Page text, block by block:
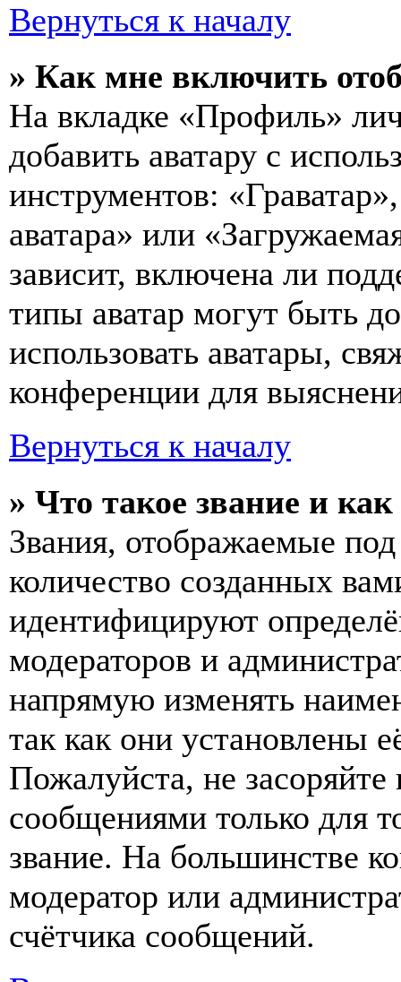
Вернуться к началу
» Как мне включить
На вкладке «Профиль»
добавить аватару с
инструментов:
аватара» или
зависит, включена ли
типы аватар могут быть
использовать аватары,
конференции для
Вернуться к началу
» Что такое звание и
Звания, отображаемые
количество созданных
идентифицируют
модераторов и
напрямую изменять
так как они установлены
Пожалуйста, не
сообщениями только для
звание. На большинстве
модератор или
счётчика сообщений.